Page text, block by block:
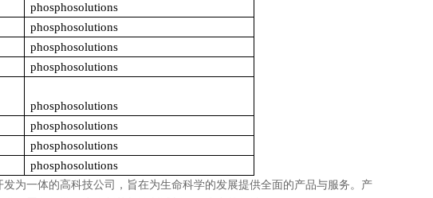
phosphosolutions
phosphosolutions
phosphosolutions
phosphosolutions
phosphosolutions
phosphosolutions
phosphosolutions
phosphosolutions
为一体的高科技公司，旨在为生命科学的发展提供全面的产品与服务。产